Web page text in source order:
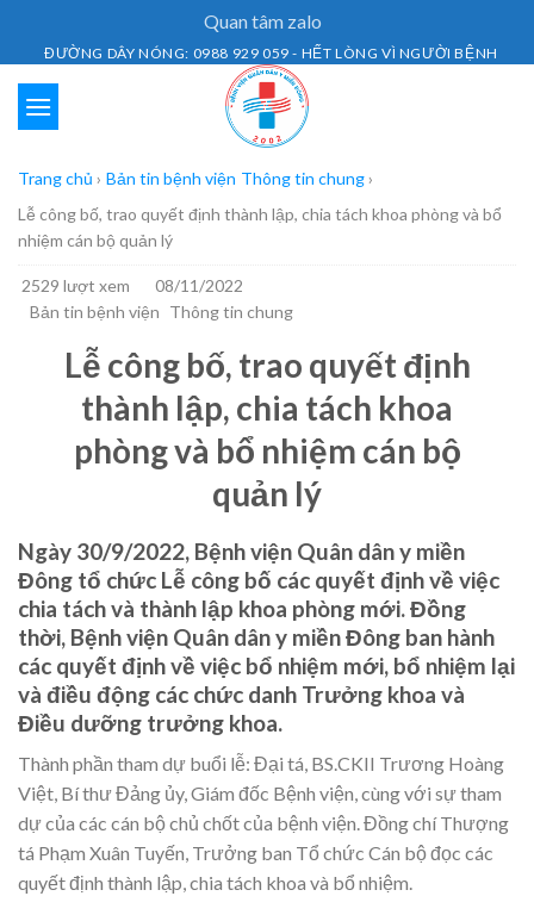
Quan tâm zalo
ĐƯỜNG DÂY NÓNG: 0988 929 059 - HẾT LÒNG VÌ NGƯỜI BỆNH
Trang chủ › Bản tin bệnh viện Thông tin chung›
Lễ công bố, trao quyết định thành lập, chia tách khoa phòng và bổ
nhiệm cán bộ quản lý
2529 lượt xem
08/11/2022
Bản tin bệnh viện Thông tin chung
Lễ công bố, trao quyết định
thành lập, chia tách khoa
phòng và bổ nhiệm cán bộ
quản lý
Ngày 30/9/2022, Bệnh viện Quân dân y miền
Đông tổ chức Lễ công bố các quyết định về việc
chia tách và thành lập khoa phòng mới. Đồng
thời, Bệnh viện Quân dân y miền Đông ban hành
các quyết định về việc bổ nhiệm mới, bổ nhiệm lại
và điều động các chức danh Trưởng khoa và
Điều dưỡng trưởng khoa.
Thành phần tham dự buổi lễ: Đại tá, BS.CKII Trương Hoàng
Việt, Bí thư Đảng ủy, Giám đốc Bệnh viện, cùng với sự tham
dự của các cán bộ chủ chốt của bệnh viện. Đồng chí Thượng
tá Phạm Xuân Tuyến, Trưởng ban Tổ chức Cán bộ đọc các
quyết định thành lập, chia tách khoa và bổ nhiệm.